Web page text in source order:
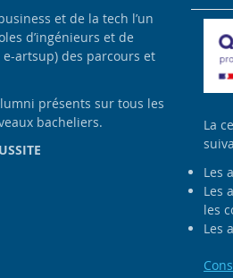
et de la tech l’un
d’ingénieurs et de
e-artsup) des parcours et
présents sur tous les
bacheliers.
La
Les
Les
les
Les